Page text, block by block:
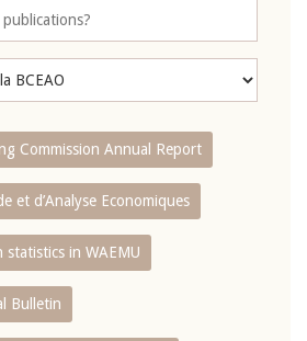
Commission Annual Report
et d’Analyse Economiques
statistics in WAEMU
Bulletin